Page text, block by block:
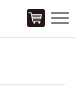
Click